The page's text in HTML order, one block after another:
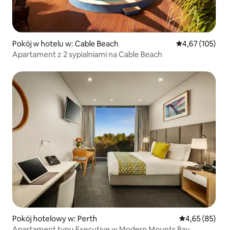
Pokój w hotelu w: Cable Beach Średnia
4,67 (105)
Apartament z 2 sypialniami na Cable Beach
Pokój hotelowy w: Perth Średnia
4,65 (85)